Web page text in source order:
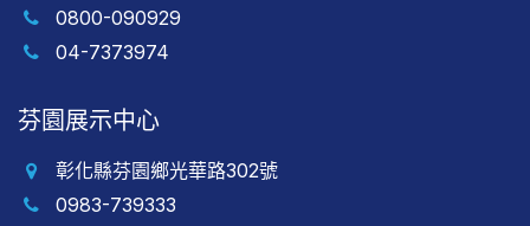
0800-090929
04-7373974
芬園展示中心
彰化縣芬園鄉光華路302號
0983-739333